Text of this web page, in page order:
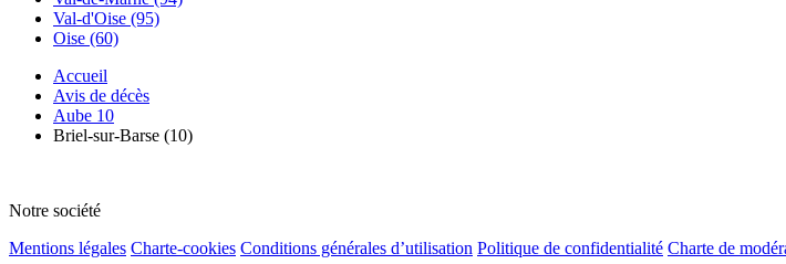
Val-d'Oise (95)
Oise (60)
Accueil
Avis de décès
Aube 10
Briel-sur-Barse (10)
Notre société
Mentions légales Charte-cookies Conditions générales d’utilisation Politique de confidentialité Charte de